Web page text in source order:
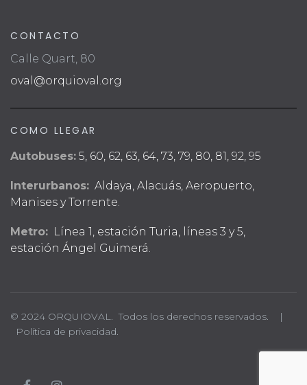
CONTACTO
Calle Quart, 80
oval@orquioval.org
COMO LLEGAR
Autobuses: 5, 60, 62, 63, 64, 73, 79, 80, 81, 92, 95
Interurbanos: Aldaya, Alacuás, Aeropuerto,
Manises y Torrente.
Metro: Línea 1, estación Turia, líneas 3 y 5,
estación Ángel Guimerá.
© 2024 ORQUIOVAL. Todos los derechos reservados. |
Política de privacidad.